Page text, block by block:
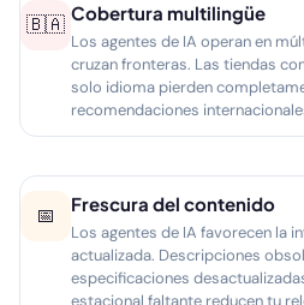
🇧🇦 Cobertura multilingüe
Los agentes de IA operan en
cruzan fronteras. Las tiendas
solo idioma pierden
recomendaciones
📅 Frescura del contenido
Los agentes de IA favorecen la
actualizada. Descripciones
especificaciones
estacional faltante reducen tu